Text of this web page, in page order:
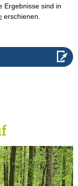
Ergebnisse sind in
erschienen.